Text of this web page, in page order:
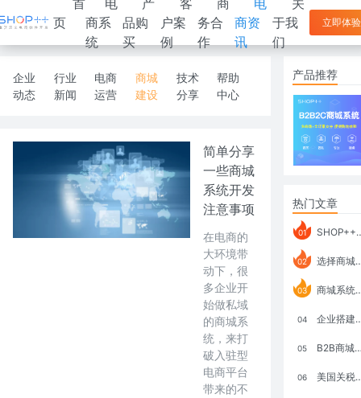
首
页
电
商系
统
产
品购
买
客
户案
例
商
务合
作
电
商资
讯
关
于我
们
立即体验
企业
动态
行业
新闻
电商
运营
商城
建设
技术
分享
帮助
中心
简单分享
一些商城
系统开发
注意事项
在电商的
大环境带
动下，很
多企业开
始做私域
的商城系
统，来打
破入驻型
电商平台
带来的不
产品推荐
热门文章
01 SHOP++ B2B2C V9.1 全新发布 新亮点
02 选择商城系统要考虑哪些问题？
03 商城系统如何打通跨境电商模式？
04 企业搭建积分商城系统要注意什么？
05 B2B商城系统搭建：开发语言、功能、优势分析
06 美国关税政策冲击全球电商格局：五大类平台受重创，转型与自救成关键